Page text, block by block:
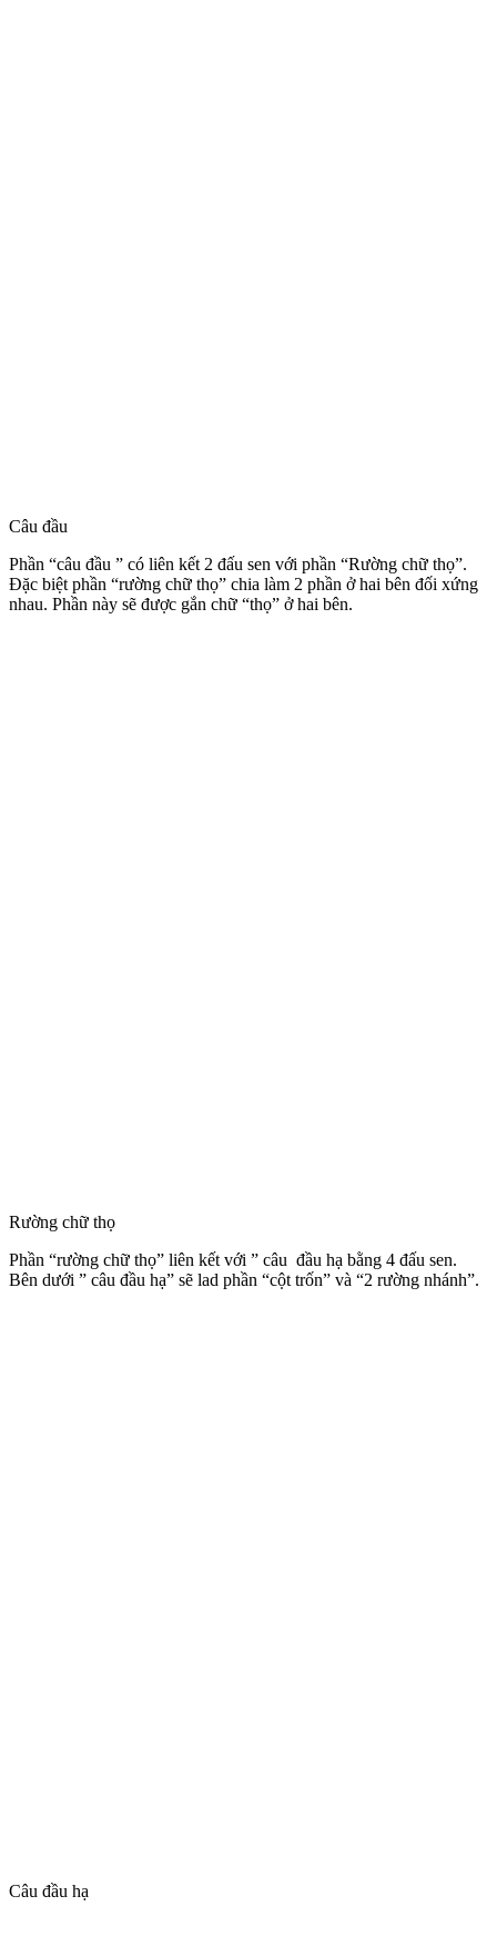
Câu đầu
Phần “câu đầu ” có liên kết 2 đấu sen với phần “Rường chữ thọ”.
Đặc biệt phần “rường chữ thọ” chia làm 2 phần ở hai bên đối xứng
nhau. Phần này sẽ được gắn chữ “thọ” ở hai bên.
Rường chữ thọ
Phần “rường chữ thọ” liên kết với ” câu đầu hạ bằng 4 đấu sen.
Bên dưới ” câu đầu hạ” sẽ lad phần “cột trốn” và “2 rường nhánh”.
Câu đầu hạ